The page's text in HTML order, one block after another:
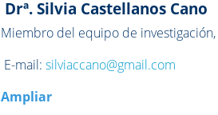
Drª. Silvia Castellanos Cano
Miembro del equipo de investigación,
E-mail:silviaccano@gmail.com
Ampliar